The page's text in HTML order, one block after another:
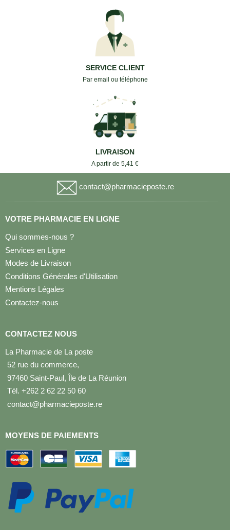
SERVICE CLIENT
Par email ou téléphone
LIVRAISON
A partir de 5,41 €
contact@pharmacieposte.re
VOTRE PHARMACIE EN LIGNE
Qui sommes-nous ?
Services en Ligne
Modes de Livraison
Conditions Générales d'Utilisation
Mentions Légales
Contactez-nous
CONTACTEZ NOUS
La Pharmacie de La poste
52 rue du commerce,
97460 Saint-Paul, Île de La Réunion
Tél. +262 2 62 22 50 60
contact@pharmacieposte.re
MOYENS DE PAIEMENTS